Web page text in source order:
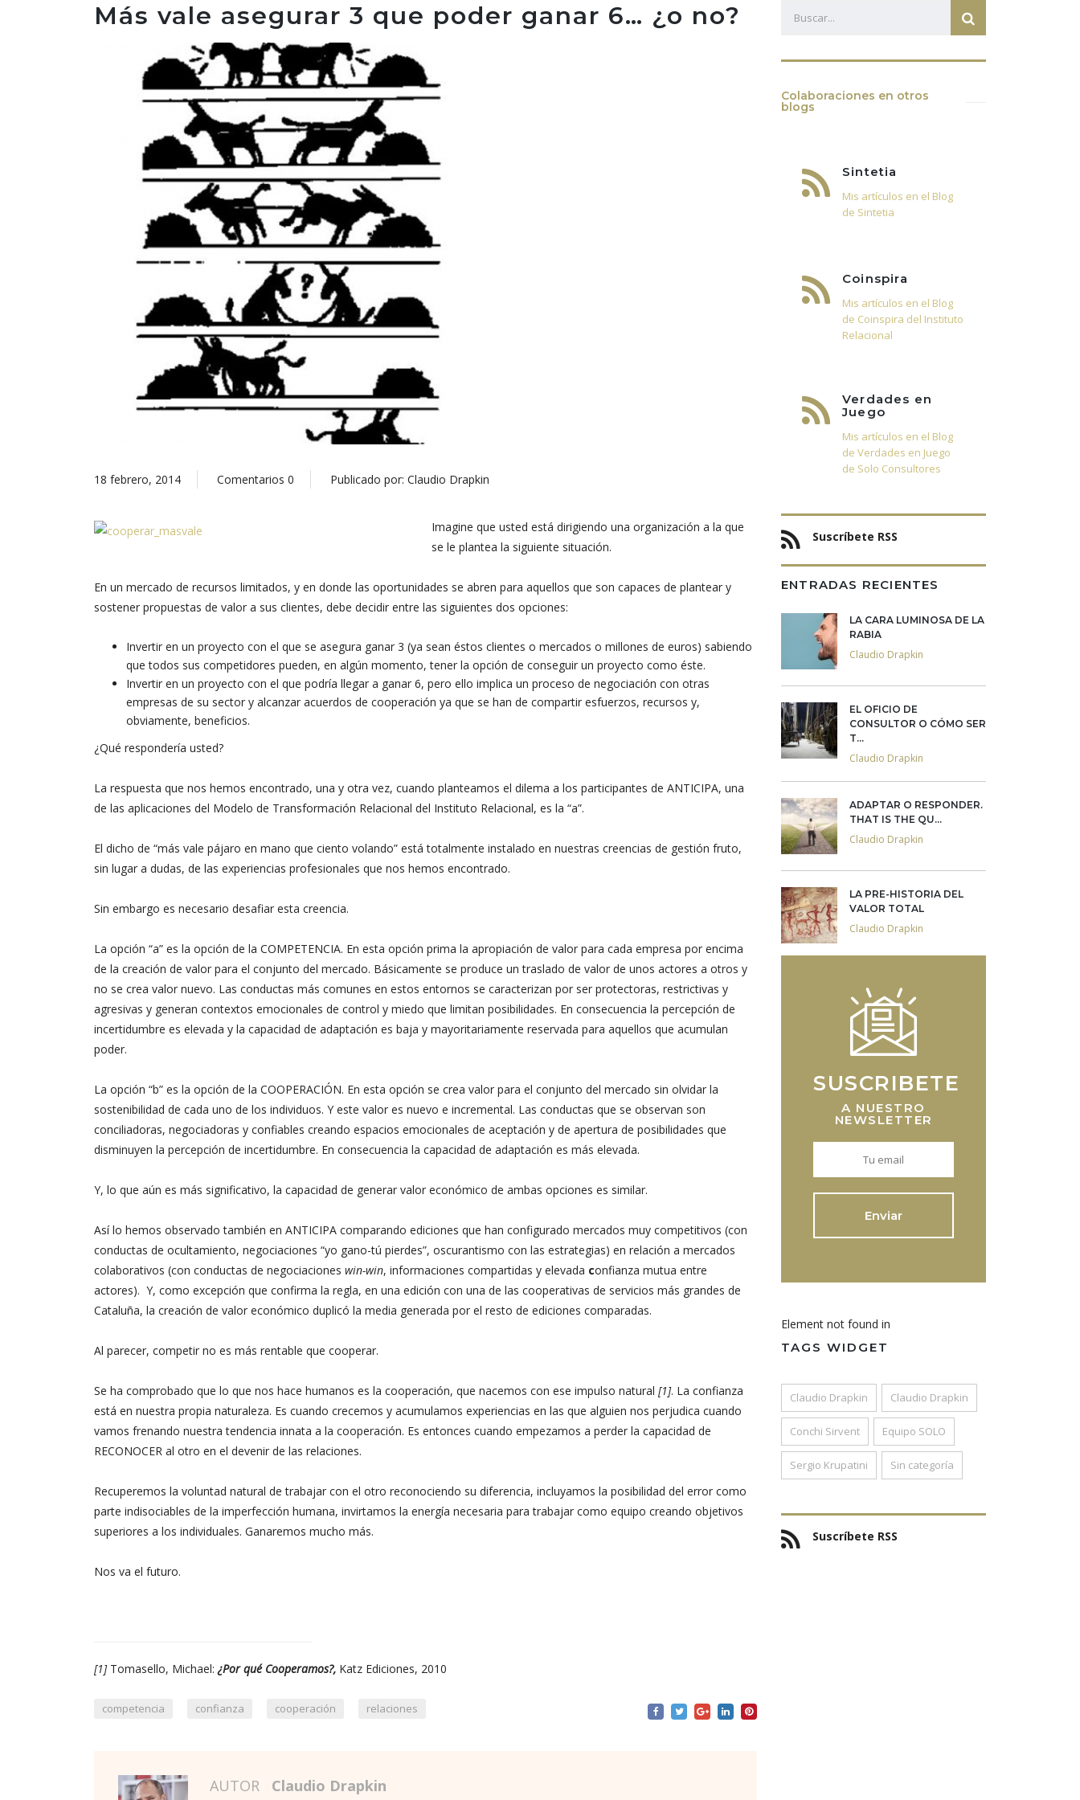
Más vale asegurar 3 que poder ganar 6… ¿o no?
18 febrero, 2014 Comentarios 0 Publicado por: Claudio Drapkin
Imagine que usted está dirigiendo una organización a la que
se le plantea la siguiente situación.
En un mercado de recursos limitados, y en donde las oportunidades se abren para aquellos que son capaces de plantear y
sostener propuestas de valor a sus clientes, debe decidir entre las siguientes dos opciones:
Invertir en un proyecto con el que se asegura ganar 3 (ya sean éstos clientes o mercados o millones de euros) sabiendo
que todos sus competidores pueden, en algún momento, tener la opción de conseguir un proyecto como éste.
Invertir en un proyecto con el que podría llegar a ganar 6, pero ello implica un proceso de negociación con otras
empresas de su sector y alcanzar acuerdos de cooperación ya que se han de compartir esfuerzos, recursos y,
obviamente, beneficios.
¿Qué respondería usted?
La respuesta que nos hemos encontrado, una y otra vez, cuando planteamos el dilema a los participantes de ANTICIPA, una
de las aplicaciones del Modelo de Transformación Relacional del Instituto Relacional, es la “a”.
El dicho de “más vale pájaro en mano que ciento volando” está totalmente instalado en nuestras creencias de gestión fruto,
sin lugar a dudas, de las experiencias profesionales que nos hemos encontrado.
Sin embargo es necesario desafiar esta creencia.
La opción “a” es la opción de la COMPETENCIA. En esta opción prima la apropiación de valor para cada empresa por encima
de la creación de valor para el conjunto del mercado. Básicamente se produce un traslado de valor de unos actores a otros y
no se crea valor nuevo. Las conductas más comunes en estos entornos se caracterizan por ser protectoras, restrictivas y
agresivas y generan contextos emocionales de control y miedo que limitan posibilidades. En consecuencia la percepción de
incertidumbre es elevada y la capacidad de adaptación es baja y mayoritariamente reservada para aquellos que acumulan
poder.
La opción “b” es la opción de la COOPERACIÓN. En esta opción se crea valor para el conjunto del mercado sin olvidar la
sostenibilidad de cada uno de los individuos. Y este valor es nuevo e incremental. Las conductas que se observan son
conciliadoras, negociadoras y confiables creando espacios emocionales de aceptación y de apertura de posibilidades que
disminuyen la percepción de incertidumbre. En consecuencia la capacidad de adaptación es más elevada.
Y, lo que aún es más significativo, la capacidad de generar valor económico de ambas opciones es similar.
Así lo hemos observado también en ANTICIPA comparando ediciones que han configurado mercados muy competitivos (con
conductas de ocultamiento, negociaciones “yo gano-tú pierdes”, oscurantismo con las estrategias) en relación a mercados
colaborativos (con conductas de negociaciones win-win, informaciones compartidas y elevada confianza mutua entre
actores). Y, como excepción que confirma la regla, en una edición con una de las cooperativas de servicios más grandes de
Cataluña, la creación de valor económico duplicó la media generada por el resto de ediciones comparadas.
Al parecer, competir no es más rentable que cooperar.
Se ha comprobado que lo que nos hace humanos es la cooperación, que nacemos con ese impulso natural [1]. La confianza
está en nuestra propia naturaleza. Es cuando crecemos y acumulamos experiencias en las que alguien nos perjudica cuando
vamos frenando nuestra tendencia innata a la cooperación. Es entonces cuando empezamos a perder la capacidad de
RECONOCER al otro en el devenir de las relaciones.
Recuperemos la voluntad natural de trabajar con el otro reconociendo su diferencia, incluyamos la posibilidad del error como
parte indisociables de la imperfección humana, invirtamos la energía necesaria para trabajar como equipo creando objetivos
superiores a los individuales. Ganaremos mucho más.
Nos va el futuro.
[1]Tomasello, Michael:¿Por qué Cooperamos?, Katz Ediciones, 2010
competencia confianza cooperación relaciones
AUTOR Claudio Drapkin
Colaboraciones en otros
blogs
Sintetia
Mis artículos en el Blog
de Sintetia
Coinspira
Mis artículos en el Blog
de Coinspira del Instituto
Relacional
Verdades en
Juego
Mis artículos en el Blog
de Verdades en Juego
de Solo Consultores
Suscríbete RSS
ENTRADAS RECIENTES
LA CARA LUMINOSA DE LA
RABIA
Claudio Drapkin
EL OFICIO DE
CONSULTOR O CÓMO SER
T...
Claudio Drapkin
ADAPTAR O RESPONDER.
THAT IS THE QU...
Claudio Drapkin
LA PRE-HISTORIA DEL
VALOR TOTAL
Claudio Drapkin
SUSCRIBETE
A NUESTRO
NEWSLETTER
Element not found in
TAGS WIDGET
Claudio Drapkin Claudio Drapkin
Conchi Sirvent Equipo SOLO
Sergio Krupatini Sin categoría
Suscríbete RSS